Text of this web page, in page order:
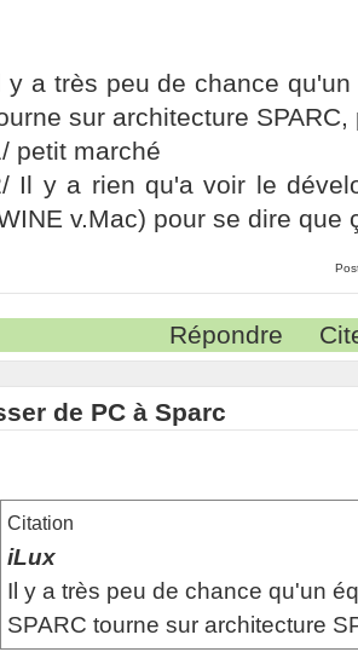
y a très peu de chance
sur architecture SPARC,
petit marché
Il y a rien qu'a voir le
v.Mac) pour se dire que
Répondre
de PC à Sparc
Citation
iLux
Il y a très peu de chance qu'un
SPARC tourne sur architecture